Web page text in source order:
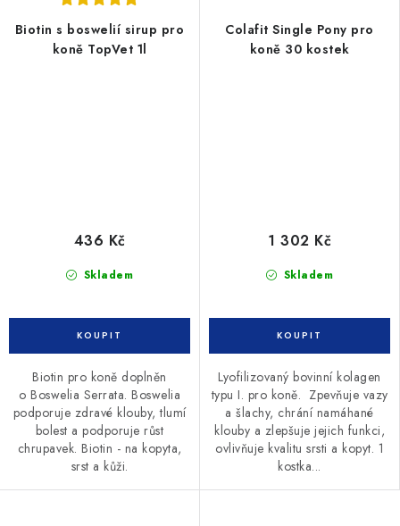
Biotin s boswelií sirup pro
koně TopVet 1l
Skladem
436 Kč
Biotin pro koně doplněn
o Boswelia Serrata. Boswelia
podporuje zdravé klouby, tlumí
bolest a podporuje růst
chrupavek. Biotin - na kopyta,
srst a kůži.
Colafit Single Pony pro
koně 30 kostek
Skladem
1 302 Kč
Lyofilizovaný bovinní kolagen
typu I. pro koně. Zpevňuje vazy
a šlachy, chrání namáhané
klouby a zlepšuje jejich funkci,
ovlivňuje kvalitu srsti a kopyt. 1
kostka...